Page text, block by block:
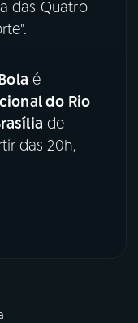
das Quatro
é
do Rio
de
das 20h,